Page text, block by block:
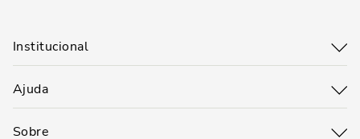
Institucional
Ajuda
Sobre